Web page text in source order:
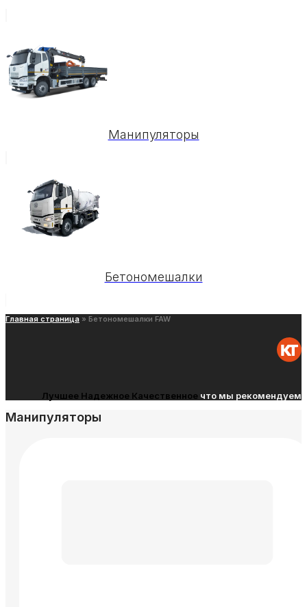
Манипуляторы
Бетономешалки
Главная страница » Бетономешалки FAW
Лучшее Надежное Качественное что мы рекомендуем
Манипуляторы